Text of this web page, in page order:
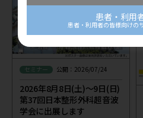
セミナー 公開：2026/07/24
2026年8月8日(土)～9日(日)
第37回日本整形外科超音波
学会に出展します
患者・利用
患者・利用者の皆様向けの